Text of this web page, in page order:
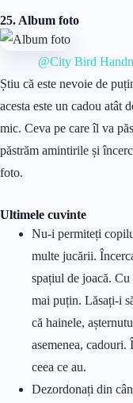
25. Album foto
@City Bird
Știu că este nevoie de
acesta este un cadou atât
mic. Ceva pe care îl va
păstrăm amintirile și
foto.
Ultimele cuvinte
Nu-i permiteți
multe jucării.
spațiul de joacă. Cu
mai puțin. Lăsați-i
că hainele,
asemenea,
ceea ce au.
Dezordonați din